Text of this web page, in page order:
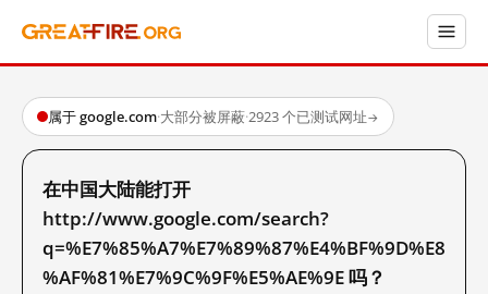
属于 google.com·大部分被屏蔽·2923 个已测试网址→
在中国大陆能打开
http://www.google.com/search?
q=%E7%85%A7%E7%89%87%E4%BF%9D%E8
%AF%81%E7%9C%9F%E5%AE%9E 吗？